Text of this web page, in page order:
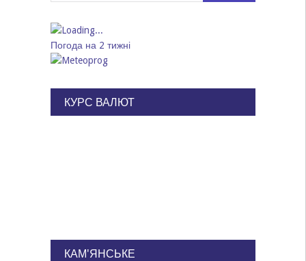
Погода на 2 тижні
КУРС ВАЛЮТ
КАМ'ЯНСЬКЕ